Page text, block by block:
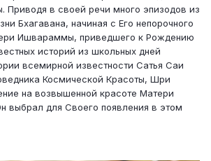
в своей речи много эпизодов из
Бхагавана, начиная с Его непорочного
Ишвараммы, приведшего к Рождению
историй из школьных дней
всемирной известности Сатья Саи
Космической Красоты, Шри
на возвышенной красоте Матери
выбрал для Своего появления в этом